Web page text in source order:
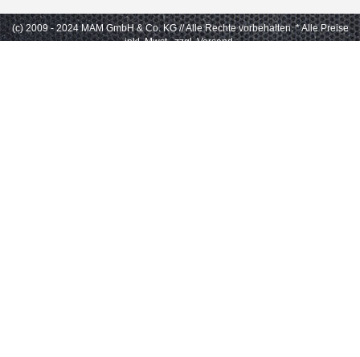
(c) 2009 - 2024 MAM GmbH & Co. KG // Alle Rechte vorbehalten. * Alle Preise
inkl. Mwst., zzgl. Versand.